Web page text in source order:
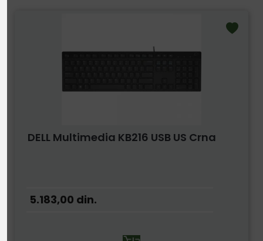
DELL Multimedia KB216 USB US Crna
5.183,00 din.